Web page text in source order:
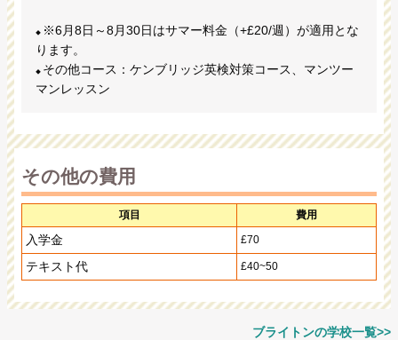
※6月8日～8月30日はサマー料金（+£20/週）が適用とな
ります。
その他コース：ケンブリッジ英検対策コース、マンツー
マンレッスン
その他の費用
項目 費用
入学金 £70
テキスト代 £40~50
ブライトンの学校一覧>>